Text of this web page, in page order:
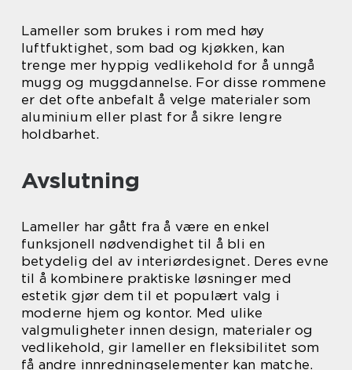
Lameller som brukes i rom med høy
luftfuktighet, som bad og kjøkken, kan
trenge mer hyppig vedlikehold for å unngå
mugg og muggdannelse. For disse rommene
er det ofte anbefalt å velge materialer som
aluminium eller plast for å sikre lengre
holdbarhet.
Avslutning
Lameller har gått fra å være en enkel
funksjonell nødvendighet til å bli en
betydelig del av interiørdesignet. Deres evne
til å kombinere praktiske løsninger med
estetik gjør dem til et populært valg i
moderne hjem og kontor. Med ulike
valgmuligheter innen design, materialer og
vedlikehold, gir lameller en fleksibilitet som
få andre innredningselementer kan matche.